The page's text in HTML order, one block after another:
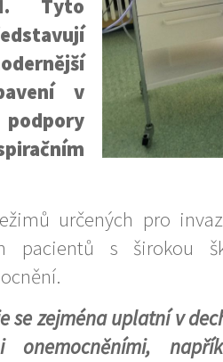
Tyto
v
podpory
určených pro
pacientů s širokou
se zejména uplatní v
onemocněními,